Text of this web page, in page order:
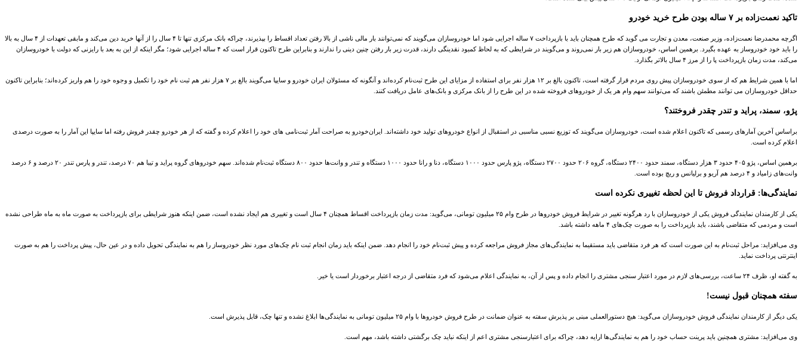
تاکید نعمت‌زاده بر ۷ ساله بودن طرح خرید خودرو
اگرچه محمدرضا نعمت‌زاده، وزیر صنعت، معدن و تجارت می گوید که طرح همچنان باید با بازپرداخت ۷ ساله اجرایی شود اما خودروسازان می‌گویند که نمی‌توانند بار مالی ناشی از بالا رفتن تعداد اقساط را بپذیرند، چراکه بانک مرکزی تنها تا ۴ سال را از آنها خرید دین می‌کند و مابقی تعهدات از ۴ سال به بالا
را باید خود خودروساز به عهده بگیرد. برهمین اساس، خودروسازان هم زیر بار نمی‌روند و می‌گویند در شرایطی که به لحاظ کمبود نقدینگی دارند، قدرت زیر بار رفتن چنین دینی را ندارند و بنابراین طرح تاکنون قرار است که ۴ ساله اجرایی شود؛ مگر اینکه از این به بعد با رایزنی که دولت با خودروسازان
می‌کند، مدت زمان بازپرداخت پا را از مرز ۴ سال بالاتر بگذارد.
اما با همین شرایط هم که از سوی خودروسازان پیش روی مردم قرار گرفته است، تاکنون بالغ بر ۱۲ هزار نفر برای استفاده از مزایای این طرح ثبت‌نام کرده‌اند و آنگونه که مسئولان ایران خودرو و سایپا می‌گویند بالغ بر ۷ هزار نفر هم ثبت نام خود را تکمیل و وجوه خود را هم واریز کرده‌اند؛ بنابراین تاکنون
حداقل خودروسازان می توانند مطمئن باشند که می‌توانند سهم وام هر یک از خودروهای فروخته شده در این طرح را از بانک مرکزی و بانک‌های عامل دریافت کنند.
پژو، سمند، پراید و تندر چقدر فروختند؟
براساس آخرین آمارهای رسمی که تاکنون اعلام شده است، خودروسازان می‌گویند که توزیع نسبی مناسبی در استقبال از انواع خودروهای تولید خود داشته‌اند. ایران‌خودرو به صراحت آمار ثبت‌نامی های خود را اعلام کرده و گفته که از هر خودرو چقدر فروش رفته اما سایپا این آمار را به صورت درصدی
اعلام کرده است.
برهمین اساس، پژو ۴۰۵ حدود ۳ هزار دستگاه، سمند حدود ۲۴۰۰ دستگاه، گروه ۲۰۶ حدود ۲۷۰۰ دستگاه، پژو پارس حدود ۱۰۰۰ دستگاه، دنا و رانا حدود ۱۰۰۰ دستگاه و تندر و وانت‌ها حدود ۸۰۰ دستگاه ثبت‌نام شده‌اند. سهم خودروهای گروه پراید و تیبا هم ۷۰ درصد، تندر و پارس تندر ۲۰ درصد و ۶ درصد
وانت‌های زامیاد و ۴ درصد هم آریو و برلیانس و ریچ بوده است.
نمایندگی‌ها: قرارداد فروش تا این لحظه تغییری نکرده است
یکی از کارمندان نمایندگی فروش یکی از خودروسازان با رد هرگونه تغییر در شرایط فروش خودروها در طرح وام ۲۵ میلیون تومانی، می‌گوید: مدت زمان بازپرداخت اقساط همچنان ۴ سال است و تغییری هم ایجاد نشده است، ضمن اینکه هنوز شرایطی برای بازپرداخت به صورت ماه به ماه طراحی نشده
است و مردمی که متقاضی باشند، باید بازپرداخت را به صورت چک‌های ۴ ماهه داشته باشد.
وی می‌افزاید: مراحل ثبت‌نام به این صورت است که هر فرد متقاضی باید مستقیما به نمایندگی‌های مجاز فروش مراجعه کرده و پیش ثبت‌نام خود را انجام دهد. ضمن اینکه باید زمان انجام ثبت نام چک‌های مورد نظر خودروساز را هم به نمایندگی تحویل داده و در عین حال، پیش پرداخت را هم به صورت
اینترنتی پرداخت نماید.
به گفته او، ظرف ۲۴ ساعت، بررسی‌های لازم در مورد اعتبار سنجی مشتری را انجام داده و پس از آن، به نمایندگی اعلام می‌‌شود که فرد متقاضی از درجه اعتبار برخوردار است یا خیر.
سفته همچنان قبول نیست!
یکی دیگر از کارمندان نمایندگی فروش خودروسازان می‌گوید: هیچ دستورالعملی مبنی بر پذیرش سفته به عنوان ضمانت در طرح فروش خودروها با وام ۲۵ میلیون تومانی به نمایندگی‌ها ابلاغ نشده و تنها چک، قابل پذیرش است.
وی می‌افزاید: مشتری همچنین باید پرینت حساب خود را هم به نمایندگی‌ها ارایه دهد، چراکه برای اعتبارسنجی مشتری اعم از اینکه نباید چک برگشتی داشته باشد، مهم است.